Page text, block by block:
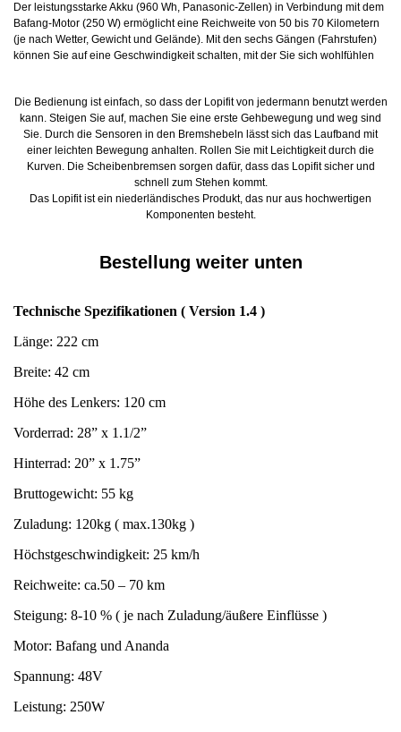
Der leistungsstarke Akku (960 Wh, Panasonic-Zellen) in Verbindung mit dem
Bafang-Motor (250 W) ermöglicht eine Reichweite von 50 bis 70 Kilometern
(je nach Wetter, Gewicht und Gelände). Mit den sechs Gängen (Fahrstufen)
können Sie auf eine Geschwindigkeit schalten, mit der Sie sich wohlfühlen
Die Bedienung ist einfach, so dass der Lopifit von jedermann benutzt werden
kann. Steigen Sie auf, machen Sie eine erste Gehbewegung und weg sind
Sie. Durch die Sensoren in den Bremshebeln lässt sich das Laufband mit
einer leichten Bewegung anhalten. Rollen Sie mit Leichtigkeit durch die
Kurven. Die Scheibenbremsen sorgen dafür, dass das Lopifit sicher und
schnell zum Stehen kommt.
Das Lopifit ist ein niederländisches Produkt, das nur aus hochwertigen
Komponenten besteht.
Bestellung weiter unten
Technische Spezifikationen ( Version 1.4 )
Länge: 222 cm
Breite: 42 cm
Höhe des Lenkers: 120 cm
Vorderrad: 28” x 1.1/2”
Hinterrad: 20” x 1.75”
Bruttogewicht: 55 kg
Zuladung: 120kg ( max.130kg )
Höchstgeschwindigkeit: 25 km/h
Reichweite: ca.50 – 70 km
Steigung: 8-10 % ( je nach Zuladung/äußere Einflüsse )
Motor: Bafang und Ananda
Spannung: 48V
Leistung: 250W